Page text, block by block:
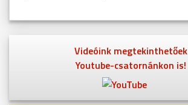
Videóink megtekinthetőek
Youtube-csatornánkon is!